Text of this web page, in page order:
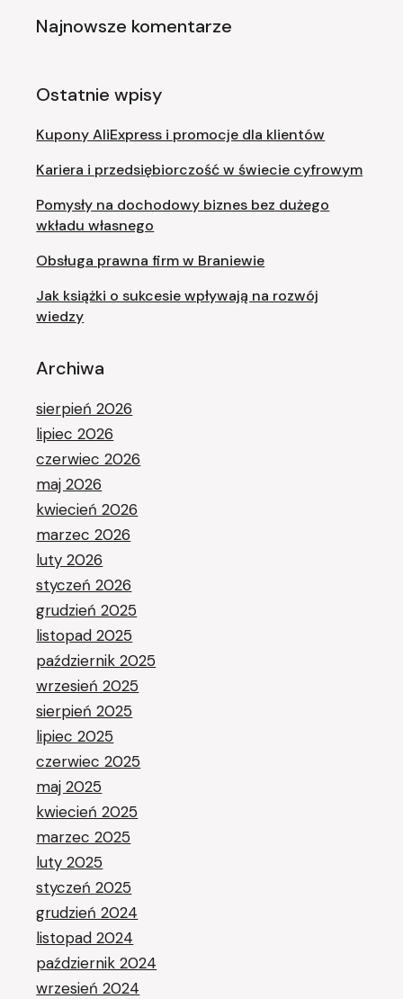
Najnowsze komentarze
Ostatnie wpisy
Kupony AliExpress i promocje dla klientów
Kariera i przedsiębiorczość w świecie cyfrowym
Pomysły na dochodowy biznes bez dużego
wkładu własnego
Obsługa prawna firm w Braniewie
Jak książki o sukcesie wpływają na rozwój
wiedzy
Archiwa
sierpień 2026
lipiec 2026
czerwiec 2026
maj 2026
kwiecień 2026
marzec 2026
luty 2026
styczeń 2026
grudzień 2025
listopad 2025
październik 2025
wrzesień 2025
sierpień 2025
lipiec 2025
czerwiec 2025
maj 2025
kwiecień 2025
marzec 2025
luty 2025
styczeń 2025
grudzień 2024
listopad 2024
październik 2024
wrzesień 2024